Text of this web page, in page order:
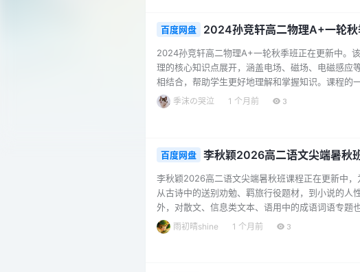
百度网盘 2024孙竞轩高二物理A+一轮秋
2024孙竞轩高二物理A+一轮秋季班正在更新中。
理的核心知识点展开，涵盖电场、磁场、电磁感应
相结合，帮助学生更好地理解和掌握知识。课程的
生的解题思路和技巧，提升应试能力。同时，课程
套的课堂笔记详细记录了每节课的重点内容，方便
季沫の哭泣 1 个月前 3
百度网盘 李秋颖2026高二语文尖端暑秋
李秋颖2026高二语文尖端暑秋班课程正在更新中
从古诗中的送别劝勉、羁旅行役题材，到小说的
外，对散文、信息类文本、语用中的成语词语专题
等，还有详细的课堂笔记，助力学生巩固知识。秋
俗、战争哲思等内容，古文讲解重点虚词、叙事类
雨初晴shine 1 个月前 3